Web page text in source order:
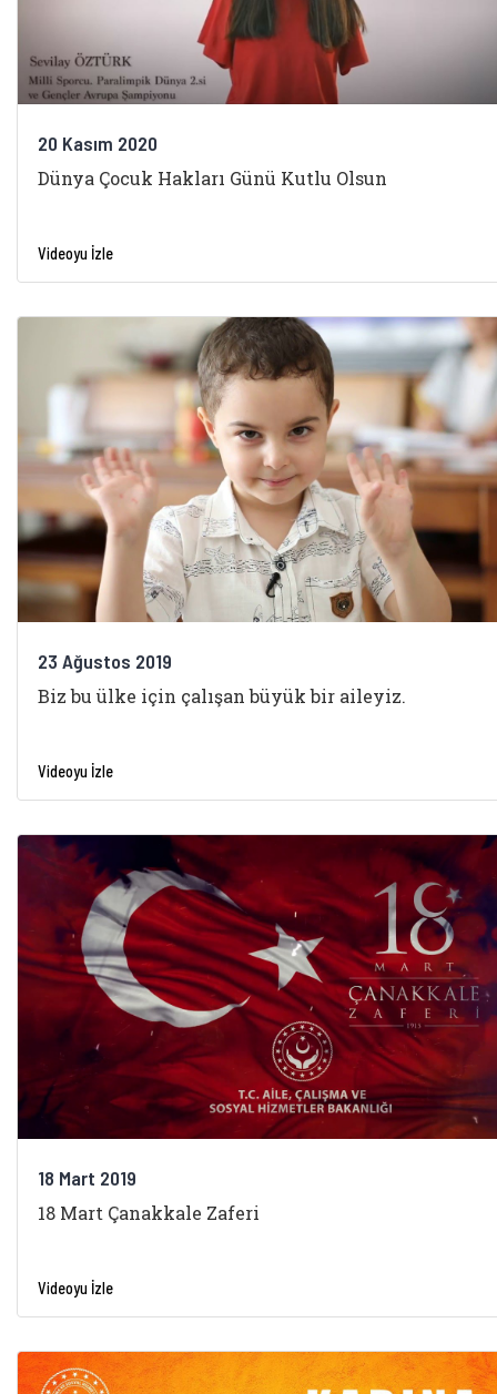
20 Kasım 2020
Dünya Çocuk Hakları Günü Kutlu Olsun
Videoyu İzle
23 Ağustos 2019
Biz bu ülke için çalışan büyük bir aileyiz.
Videoyu İzle
18 Mart 2019
18 Mart Çanakkale Zaferi
Videoyu İzle